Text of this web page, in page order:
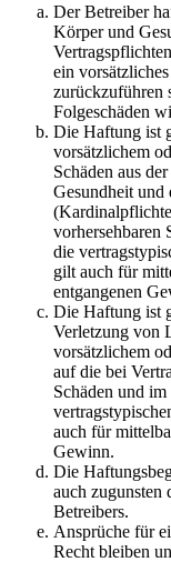
Der Betreiber
Körper und
ein
zurückzuführen
Folgeschäden
Die Haftung ist
vorsätzlichem
Schäden aus
Gesundheit und
vorhersehbaren
die
gilt auch für
entgangenen
Die Haftung ist
Verletzung von
vorsätzlichem
auf die bei
Schäden und
auch für
Gewinn.
Die
auch zugunsten
Betreibers.
Ansprüche für
Recht bleiben